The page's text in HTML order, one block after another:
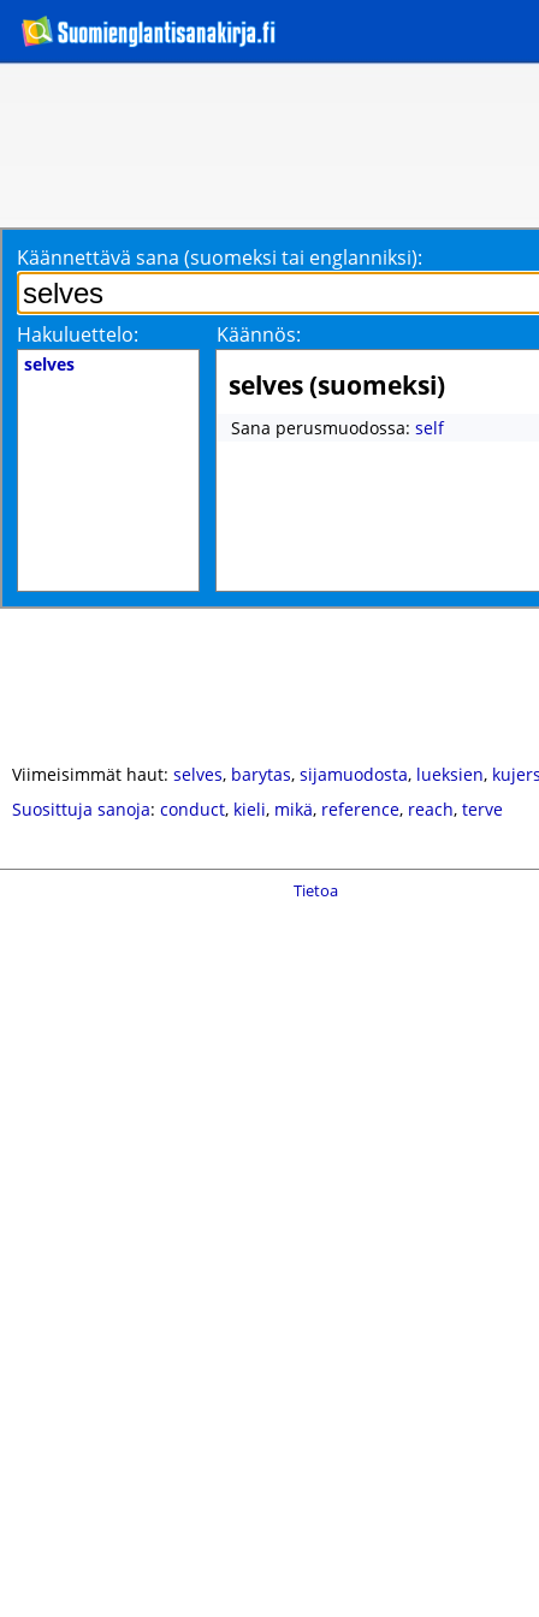
Käännettävä sana (suomeksi tai englanniksi):
Hakuluettelo: Käännös:
selves
selves (suomeksi)
Sana perusmuodossa: self
Viimeisimmät haut: selves, barytas, sijamuodosta, lueksien,
Suosittuja sanoja: conduct, kieli, mikä, reference, reach, terve
Tietoa